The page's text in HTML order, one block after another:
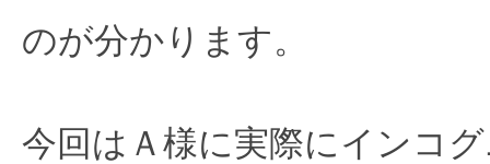
のが分かります。
今回はＡ様に実際にインコ